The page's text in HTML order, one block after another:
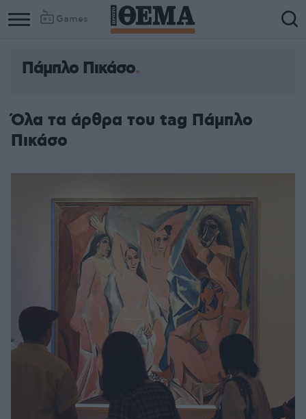
Games
Column
Column
Πάμπλο Πικάσο
Όλα τα άρθρα του tag Πάμπλο
Πικάσο